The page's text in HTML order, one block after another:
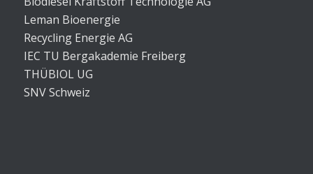
Leman Bioenergie
Recycling Energie AG
IEC TU Bergakademie Freiberg
THÜBIOL UG
SNV Schweiz